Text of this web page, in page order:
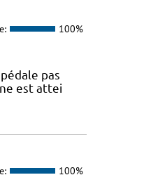
100%
pas
est attei
100%